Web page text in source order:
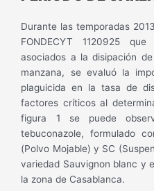
Durante las temporadas
FONDECYT 1120925
asociados a la disipación
manzana, se evaluó la
plaguicida en la tasa de
factores críticos al
figura 1 se puede
tebuconazole, formulado
(Polvo Mojable) y SC
variedad Sauvignon blanc y
la zona de Casablanca.